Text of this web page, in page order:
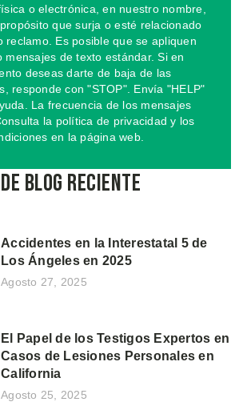
o electrónica, en nuestro nombre,
que surja o esté relacionado
reclamo. Es posible que se apliquen
mensajes de texto estándar. Si en
deseas darte de baja de las
responde con "STOP". Envía "HELP"
La frecuencia de los mensajes
la política de privacidad y los
en la página web.
blog reciente
Accidentes en la Interestatal 5 de
Los Ángeles en 2025
Agosto 27, 2025
El Papel de los Testigos Expertos en
Casos de Lesiones Personales en
California
Agosto 25, 2025